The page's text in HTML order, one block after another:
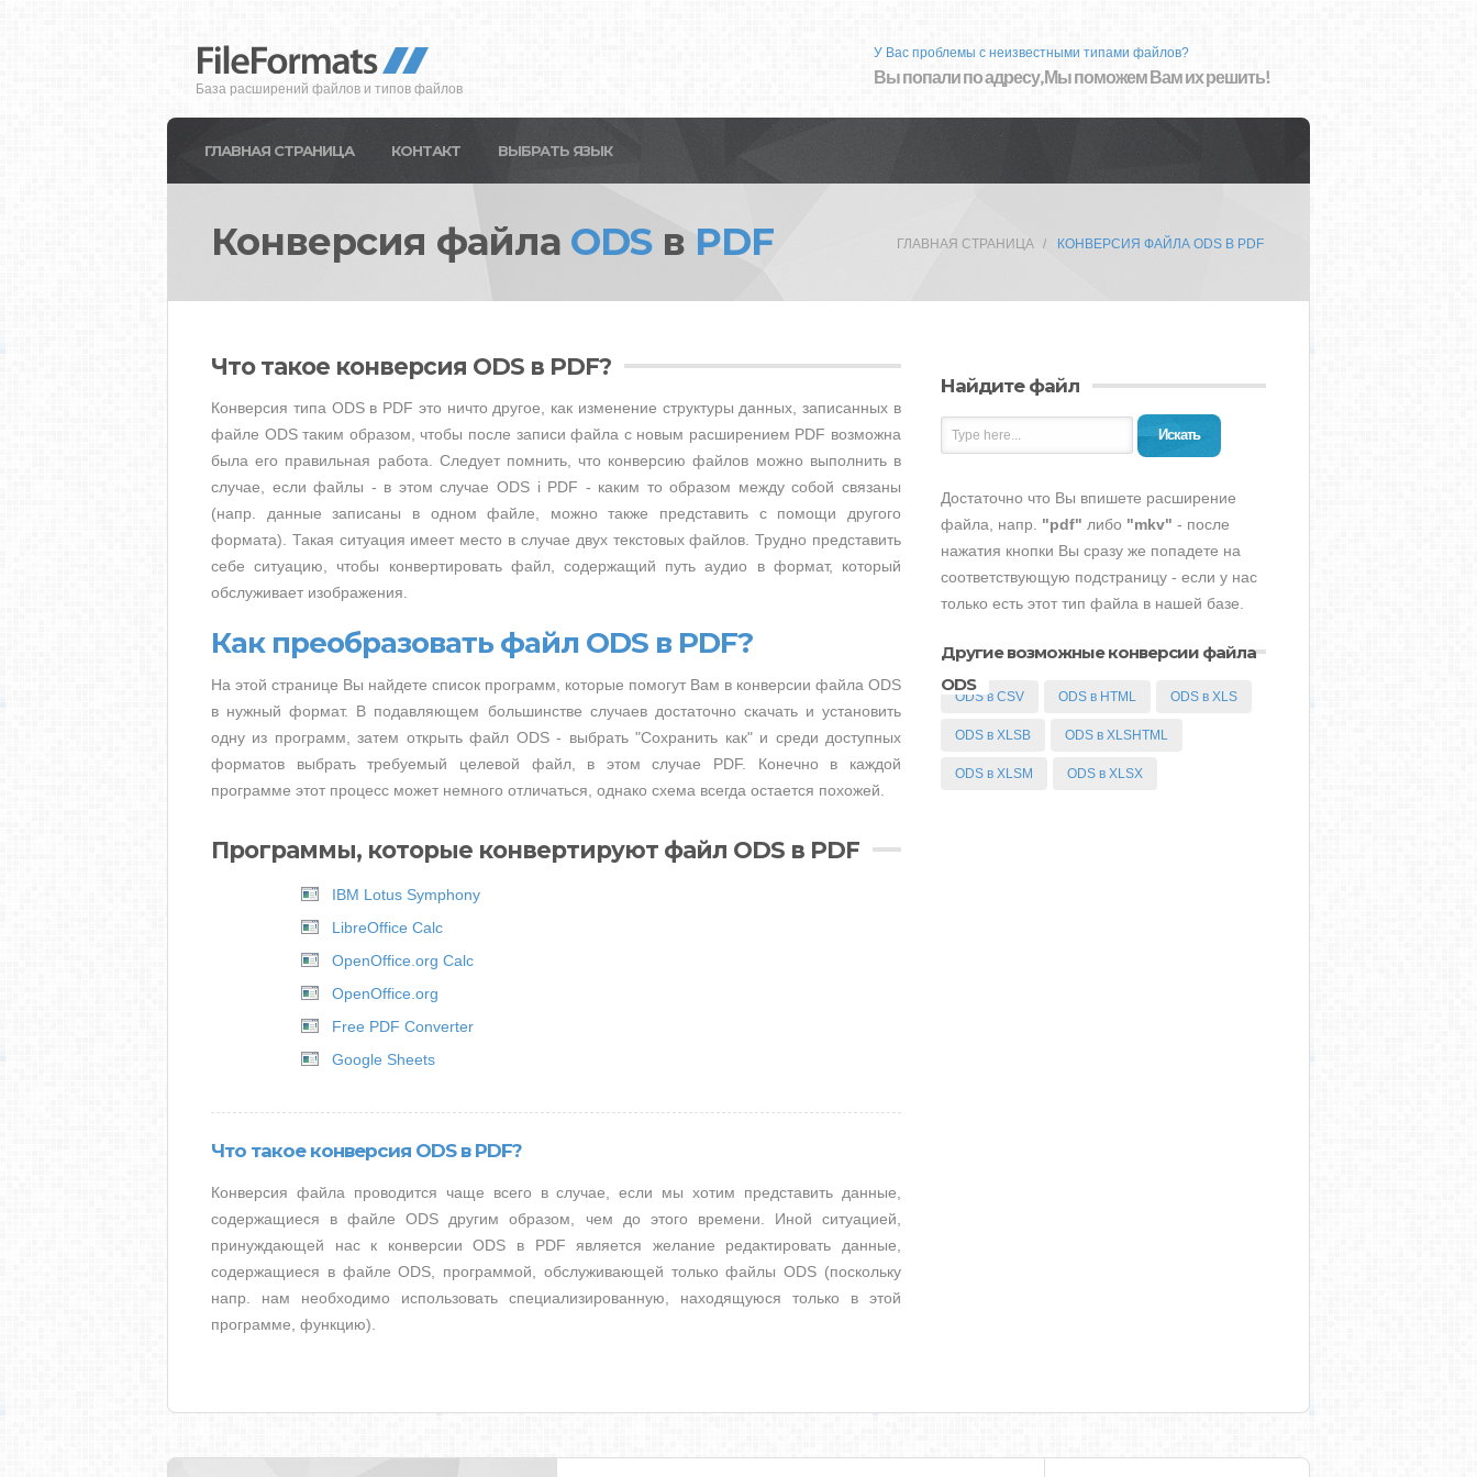
База расширений файлов и типов файлов
У Вас проблемы с неизвестными типами файлов?
Вы попали по адресу, Мы поможем Вам их решить!
ГЛАВНАЯ СТРАНИЦА КОНТАКТ ВЫБРАТЬ ЯЗЫК
Конверсия файла ODSв PDF ГЛАВНАЯ СТРАНИЦА КОНВЕРСИЯ ФАЙЛА ODS В PDF
Что такое конверсия ODS в PDF?
Конверсия типа ODS в PDF это ничто другое, как изменение структуры данных, записанных в
файле ODS таким образом, чтобы после записи файла с новым расширением PDF возможна
была его правильная работа. Следует помнить, что конверсию файлов можно выполнить в
случае, если файлы - в этом случае ODS i PDF - каким то образом между собой связаны
(напр. данные записаны в одном файле, можно также представить с помощи другого
формата). Такая ситуация имеет место в случае двух текстовых файлов. Трудно представить
себе ситуацию, чтобы конвертировать файл, содержащий путь аудио в формат, который
обслуживает изображения.
Как преобразовать файл ODS в PDF?
На этой странице Вы найдете список программ, которые помогут Вам в конверсии файла ODS
в нужный формат. В подавляющем большинстве случаев достаточно скачать и установить
одну из программ, затем открыть файл ODS - выбрать "Сохранить как" и среди доступных
форматов выбрать требуемый целевой файл, в этом случае PDF. Конечно в каждой
программе этот процесс может немного отличаться, однако схема всегда остается похожей.
Программы, которые конвертируют файл ODS в PDF
IBM Lotus Symphony
LibreOffice Calc
OpenOffice.org Calc
OpenOffice.org
Free PDF Converter
Google Sheets
Что такое конверсия ODS в PDF?
Конверсия файла проводится чаще всего в случае, если мы хотим представить данные,
содержащиеся в файле ODS другим образом, чем до этого времени. Иной ситуацией,
принуждающей нас к конверсии ODS в PDF является желание редактировать данные,
содержащиеся в файле ODS, программой, обслуживающей только файлы ODS (поскольку
напр. нам необходимо использовать специализированную, находящуюся только в этой
программе, функцию).
Найдите файл
Искать
Достаточно что Вы впишете расширение
файла, напр. "pdf" либо "mkv" - после
нажатия кнопки Вы сразу же попадете на
соответствующую подстраницу - если у нас
только есть этот тип файла в нашей базе.
Другие возможные конверсии файла
ODS
ODS в CSV ODS в HTML ODS в XLS
ODS в XLSB ODS в XLSHTML
ODS в XLSM ODS в XLSX